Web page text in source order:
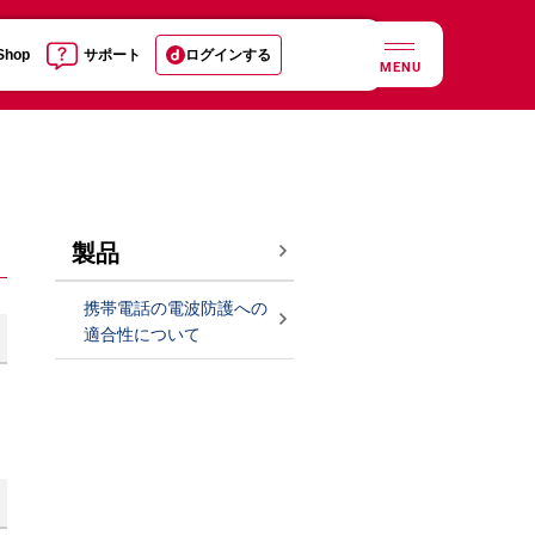
サポート ログインする
MENU
製品
携帯電話の電波防護への
適合性について